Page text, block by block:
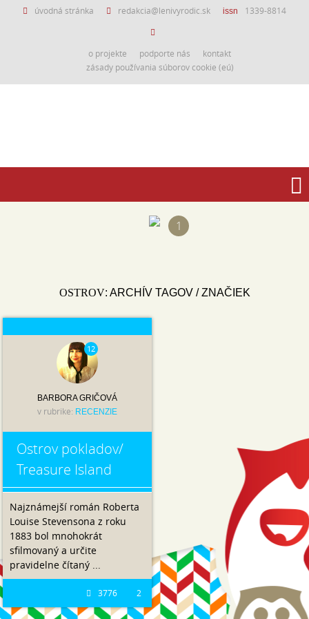
úvodná stránka redakcia@lenivyrodic.sk issn 1339-8814
o projekte podporte nás
kontakt
zásady používania súborov cookie (eú)
1
OSTROV: ARCHÍV TAGOV / ZNAČIEK
12
BARBORA GRIČOVÁ
v rubrike: RECENZIE
Ostrov pokladov/
Treasure Island
Najznámejší román Roberta
Louise Stevensona z roku
1883 bol mnohokrát
sfilmovaný a určite
pravidelne čítaný ...
2
3776